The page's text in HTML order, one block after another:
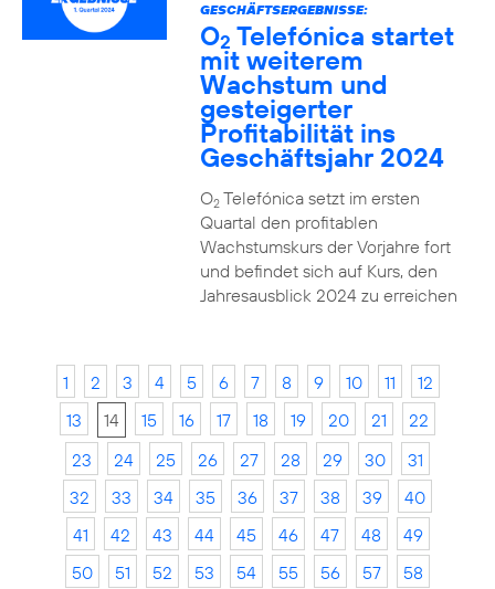
GESCHÄFTSERGEBNISSE:
O2 Telefónica startet
mit weiterem
Wachstum und
gesteigerter
Profitabilität ins
Geschäftsjahr 2024
O2Telefónica setzt im ersten
Quartal den profitablen
Wachstumskurs der Vorjahre fort
und befindet sich auf Kurs, den
Jahresausblick 2024 zu erreichen
1 2 3 4 5 6 7 8 9 10 11
12
13
14 15 16 17 18 19 20 21
22
23
24 25 26 27 28 29 30
31
32
33 34 35 36 37 38 39
40
41
42 43 44 45 46 47 48
49
50
51 52 53 54 55 56 57
58